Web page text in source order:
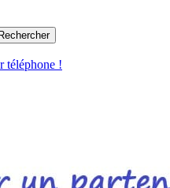
téléphone !